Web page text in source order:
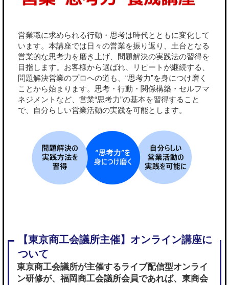
営業職に求められる行動・思考は時代とともに変化して
います。本講座では日々の営業を振り返り、土台となる
営業的な思考力を磨き上げ、問題解決の実践法の習得を
目指します。お客様から選ばれ、リピートが継続する、
問題解決営業のプロへの道も、“思考力”を身につけ磨く
ことから始まります。思考・行動・関係構築・セルフマ
ネジメントなど、営業“思考力”の基本を習得すること
で、自分らしい営業活動の実践を可能とします。
東京商工会議所が主催するライブ配信型オンライ
ン研修が、 福岡商工会議所会員であれば、東商会